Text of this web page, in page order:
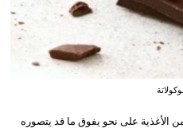
الأغذية على نحو يفوق ما قد يتصوره